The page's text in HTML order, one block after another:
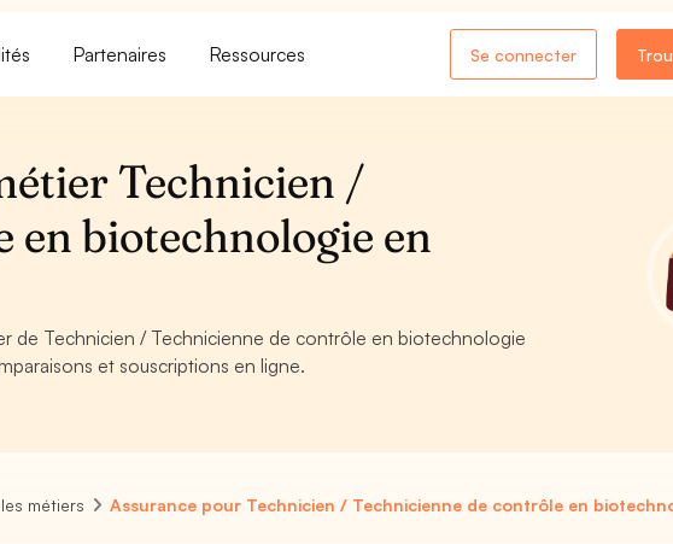
Partenaires Ressources Se connecter
Technicien /
en biotechnologie en
de Technicien / Technicienne de contrôle en biotechnologie
et souscriptions en ligne.
métiers Assurance pour Technicien / Technicienne de contrôle en